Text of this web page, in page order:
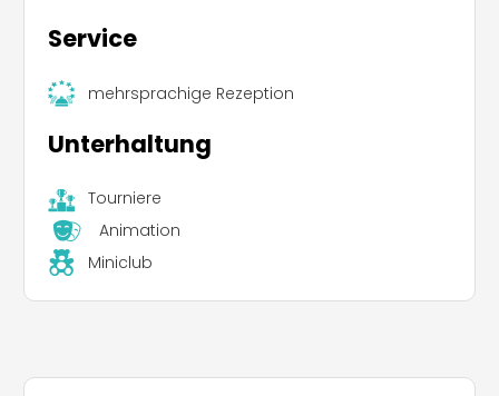
Service
mehrsprachige Rezeption
Unterhaltung
Tourniere
Animation
Miniclub